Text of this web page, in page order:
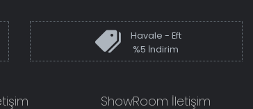
Havale - Eft
%5 İndirim
ShowRoom İletişim